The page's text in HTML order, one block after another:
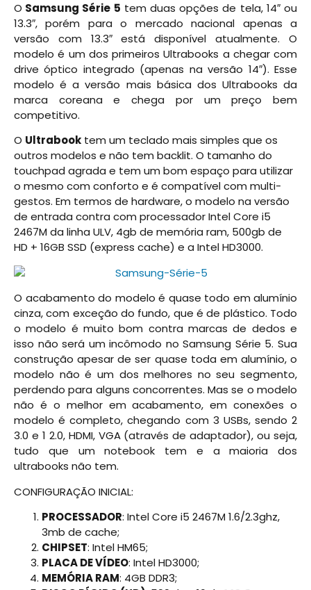
O Samsung Série 5 tem duas opções de tela, 14″ ou
13.3″, porém para o mercado nacional apenas a
versão com 13.3″ está disponível atualmente. O
modelo é um dos primeiros Ultrabooks a chegar com
drive óptico integrado (apenas na versão 14″). Esse
modelo é a versão mais básica dos Ultrabooks da
marca coreana e chega por um preço bem
competitivo.
O Ultrabook tem um teclado mais simples que os
outros modelos e não tem backlit. O tamanho do
touchpad agrada e tem um bom espaço para utilizar
o mesmo com conforto e é compatível com multi-
gestos. Em termos de hardware, o modelo na versão
de entrada contra com processador Intel Core i5
2467M da linha ULV, 4gb de memória ram, 500gb de
HD + 16GB SSD (express cache) e a Intel HD3000.
O acabamento do modelo é quase todo em alumínio
cinza, com exceção do fundo, que é de plástico. Todo
o modelo é muito bom contra marcas de dedos e
isso não será um incômodo no Samsung Série 5. Sua
construção apesar de ser quase toda em alumínio, o
modelo não é um dos melhores no seu segmento,
perdendo para alguns concorrentes. Mas se o modelo
não é o melhor em acabamento, em conexões o
modelo é completo, chegando com 3 USBs, sendo 2
3.0 e 1 2.0, HDMI, VGA (através de adaptador), ou seja,
tudo que um notebook tem e a maioria dos
ultrabooks não tem.
CONFIGURAÇÃO INICIAL:
PROCESSADOR: Intel Core i5 2467M 1.6/2.3ghz,
3mb de cache;
CHIPSET: Intel HM65;
PLACA DE VÍDEO: Intel HD3000;
MEMÓRIA RAM: 4GB DDR3;